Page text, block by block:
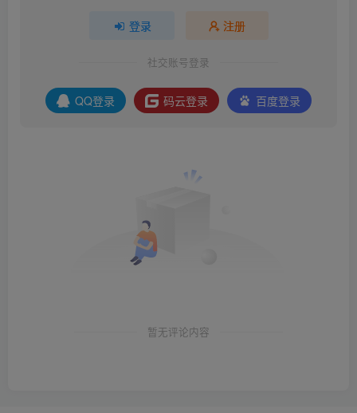
登录 注册
社交账号登录
QQ登录 码云登录 百度登录
暂无评论内容